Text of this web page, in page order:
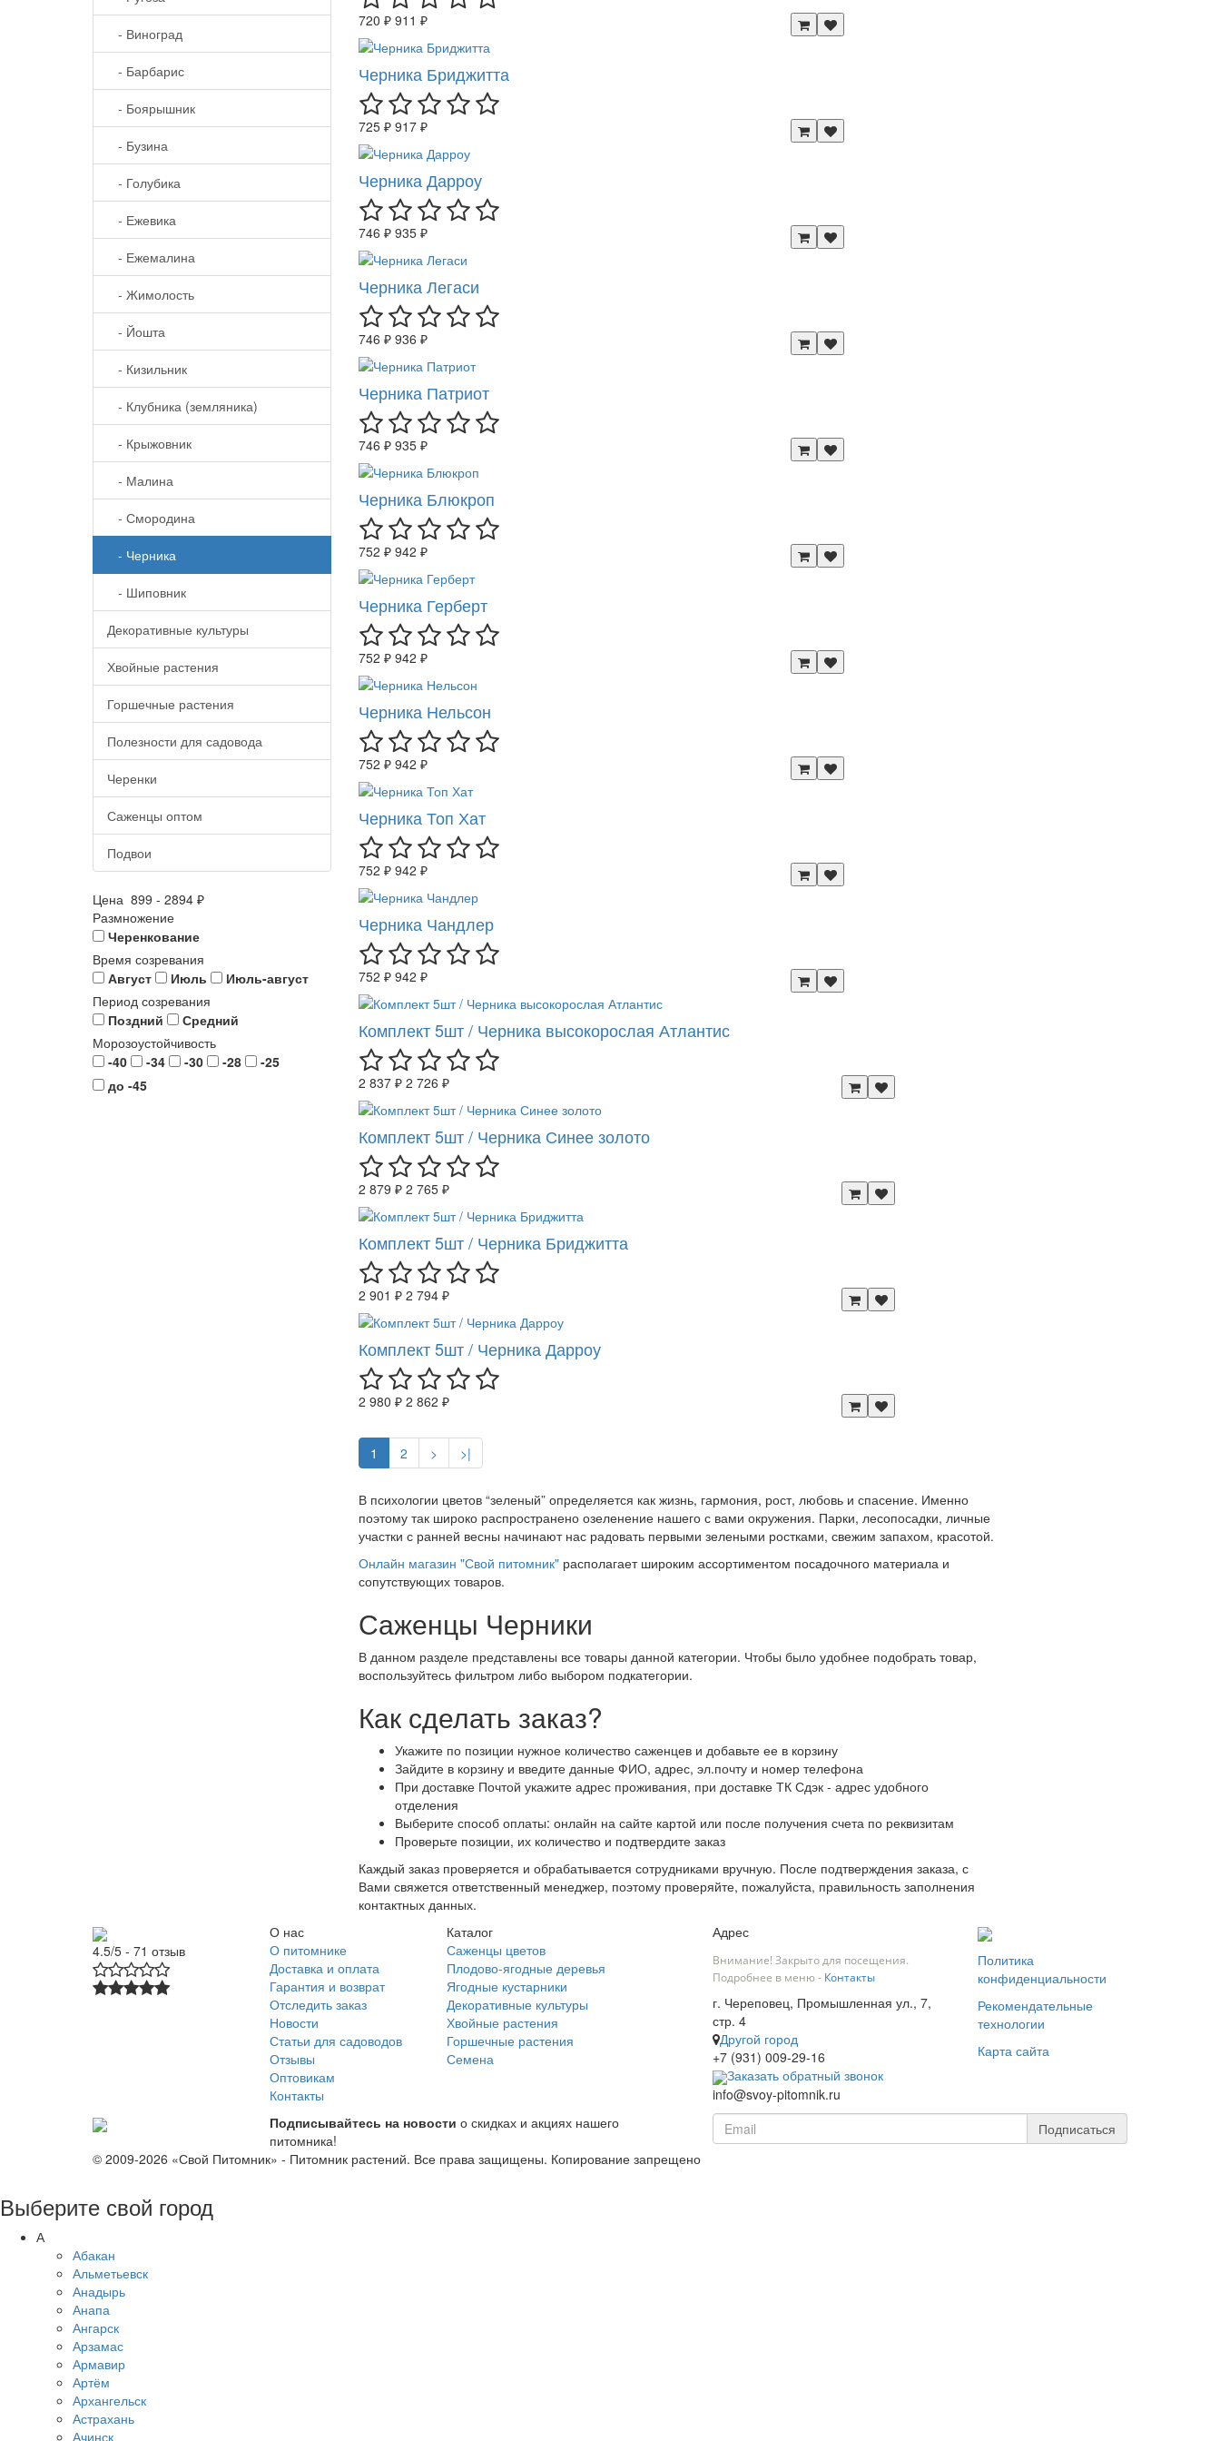
- Виноград
- Барбарис
- Боярышник
- Бузина
- Голубика
- Ежевика
- Ежемалина
- Жимолость
- Йошта
- Кизильник
- Клубника (земляника)
- Крыжовник
- Малина
- Смородина
- Черника
- Шиповник
Декоративные культуры
Хвойные растения
Горшечные растения
Полезности для садовода
Черенки
Саженцы оптом
Подвои
Цена 899 - 2894 ₽
Размножение
Черенкование
Время созревания
Август
Июль
Июль-август
Период созревания
Поздний
Средний
Морозоустойчивость
-40
-34 -30 -28
-25
до -45
720 ₽ 911 ₽
Черника Бриджитта
725 ₽ 917 ₽
Черника Дарроу
746 ₽ 935 ₽
Черника Легаси
746 ₽ 936 ₽
Черника Патриот
746 ₽ 935 ₽
Черника Блюкроп
752 ₽ 942 ₽
Черника Герберт
752 ₽ 942 ₽
Черника Нельсон
752 ₽ 942 ₽
Черника Топ Хат
752 ₽ 942 ₽
Черника Чандлер
752 ₽ 942 ₽
Комплект 5шт / Черника высокорослая Атлантис
2 837 ₽ 2 726 ₽
Комплект 5шт / Черника Синее золото
2 879 ₽ 2 765 ₽
Комплект 5шт / Черника Бриджитта
2 901 ₽ 2 794 ₽
Комплект 5шт / Черника Дарроу
2 980 ₽ 2 862 ₽
1 2 > >|
В психологии цветов “зеленый” определяется как жизнь, гармония, рост, любовь и спасение. Именно
поэтому так широко распространено озеленение нашего с вами окружения. Парки, лесопосадки, личные
участки с ранней весны начинают нас радовать первыми зелеными ростками, свежим запахом, красотой.
Онлайн магазин "Свой питомник"располагает широким ассортиментом посадочного материала и
сопутствующих товаров.
Саженцы Черники
В данном разделе представлены все товары данной категории. Чтобы было удобнее подобрать товар,
воспользуйтесь фильтром либо выбором подкатегории.
Как сделать заказ?
Укажите по позиции нужное количество саженцев и добавьте ее в корзину
Зайдите в корзину и введите данные ФИО, адрес, эл.почту и номер телефона
При доставке Почтой укажите адрес проживания, при доставке ТК Сдэк - адрес удобного
отделения
Выберите способ оплаты: онлайн на сайте картой или после получения счета по реквизитам
Проверьте позиции, их количество и подтвердите заказ
Каждый заказ проверяется и обрабатывается сотрудниками вручную. После подтверждения заказа, с
Вами свяжется ответственный менеджер, поэтому проверяйте, пожалуйста, правильность заполнения
контактных данных.
4.5/5 - 71 отзыв
О нас
О питомнике
Доставка и оплата
Гарантия и возврат
Отследить заказ
Новости
Статьи для садоводов
Отзывы
Оптовикам
Контакты
Каталог
Саженцы цветов
Плодово-ягодные деревья
Ягодные кустарники
Декоративные культуры
Хвойные растения
Горшечные растения
Семена
Адрес
Внимание! Закрыто для посещения.
Подробнее в меню - Контакты
г. Череповец, Промышленная ул., 7,
стр. 4
Другой город
+7 (931) 009-29-16
Заказать обратный звонок
info@svoy-pitomnik.ru
Политика
конфиденциальности
Рекомендательные
технологии
Карта сайта
Подписывайтесь на новости о скидках и акциях нашего
питомника!
Подписаться
© 2009-2026 «Свой Питомник» - Питомник растений. Все права защищены. Копирование запрещено
Выберите свой город
А
Абакан
Альметьевск
Анадырь
Анапа
Ангарск
Арзамас
Армавир
Артём
Архангельск
Астрахань
Ачинск